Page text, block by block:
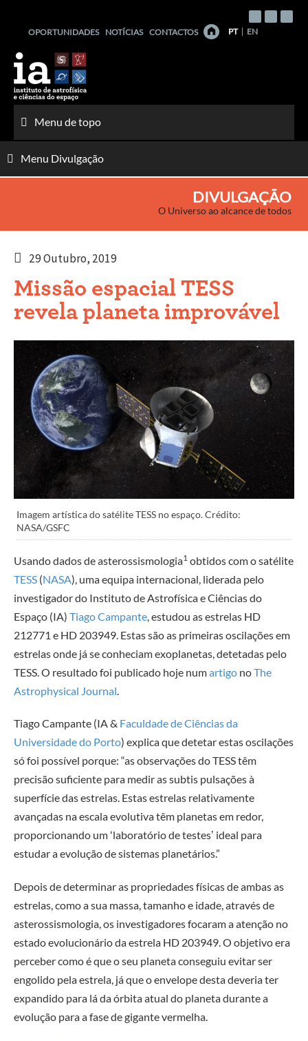
conteúdo
OPORTUNIDADES NOTÍCIAS CONTACTOS PT EN
Menu de topo
Menu Divulgação
DIVULGAÇÃO
O Universo ao alcance de todos
29 Outubro, 2019
Missão espacial TESS
revela planeta improvável
Imagem artística do satélite TESS no espaço. Crédito:
NASA/GSFC
Usando dados de asterossismologia1 obtidos com o satélite
TESS (NASA), uma equipa internacional, liderada pelo
investigador do Instituto de Astrofísica e Ciências do
Espaço (IA) Tiago Campante , estudou as estrelas HD
212771 e HD 203949. Estas são as primeiras oscilações em
estrelas onde já se conheciam exoplanetas, detetadas pelo
TESS. O resultado foi publicado hoje numartigo noThe
Astrophysical Journal
Tiago Campante (IA & Faculdade de Ciências da
Universidade do Porto) explica que detetar estas oscilações
só foi possível porque: “as observações do TESS têm
precisão suficiente para medir as subtis pulsações à
superfície das estrelas. Estas estrelas relativamente
avançadas na escala evolutiva têm planetas em redor,
proporcionando um ʻlaboratório de testesʼ ideal para
estudar a evolução de sistemas planetários.”
Depois de determinar as propriedades físicas de ambas as
estrelas, como a sua massa, tamanho e idade, através de
asterossismologia, os investigadores focaram a atenção no
estado evolucionário da estrela HD 203949. O objetivo era
perceber como é que o seu planeta conseguiu evitar ser
engolido pela estrela, já que o envelope desta deveria ter
expandido para lá da órbita atual do planeta durante a
evolução para a fase de gigante vermelha.